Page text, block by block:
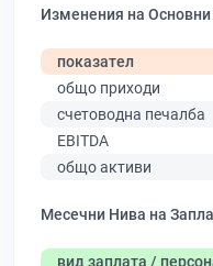
Изменения на Основни
показател
общо приходи
счетоводна печалба
EBITDA
общо активи
Месечни Нива на
вид заплата /